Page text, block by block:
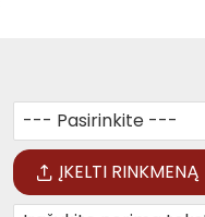
ĮKELTI RINKMENĄ